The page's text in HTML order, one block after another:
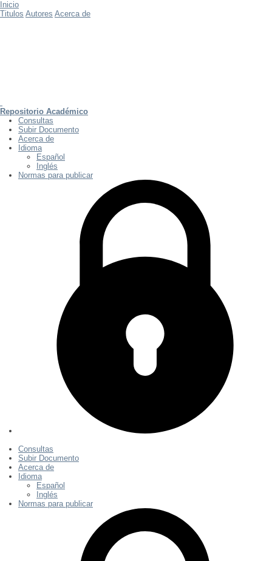
Inicio
Titulos Autores Acerca de
Repositorio Académico
Consultas
Subir Documento
Acerca de
Idioma
Español
Inglés
Normas para publicar
Consultas
Subir Documento
Acerca de
Idioma
Español
Inglés
Normas para publicar